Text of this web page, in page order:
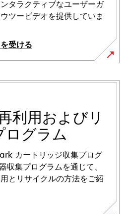
タラクティブなユーザーガ
ツービデオを提供していま
受ける
利用およびリ
ログラム
カートリッジ収集プログ
集プログラムを通じて、
とリサイクルの方法をご紹